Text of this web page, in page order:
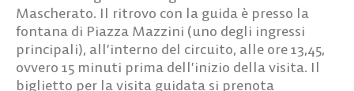
Mascherato. Il ritrovo con la guida è presso la
fontana di Piazza Mazzini (uno degli ingressi
principali), all’interno del circuito, alle ore 13,45,
ovvero 15 minuti prima dell’inizio della visita. Il
biglietto per la visita guidata si prenota